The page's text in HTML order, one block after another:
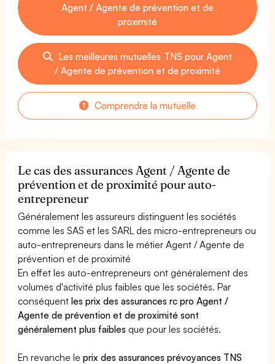
Agent / Agente de prévention et de
proximité
Les meilleures mutuelles TNS pour Agent
/ Agente de prévention et de proximité
Comprendre la mutuelle
Le cas des assurances Agent / Agente de
prévention et de proximité pour auto-
entrepreneur
Généralement les assureurs distinguent les sociétés
comme les SAS et les SARL des micro-entrepreneurs ou
auto-entrepreneurs dans le métier Agent / Agente de
prévention et de proximité
En effet les auto-entrepreneurs ont généralement des
volumes d'activité plus faibles que les sociétés. Par
conséquentles prix des assurances rc pro Agent /
Agente de prévention et de proximité sont
généralement plus faibles que pour les sociétés.
En revanche leprix des assurances prévoyances TNS